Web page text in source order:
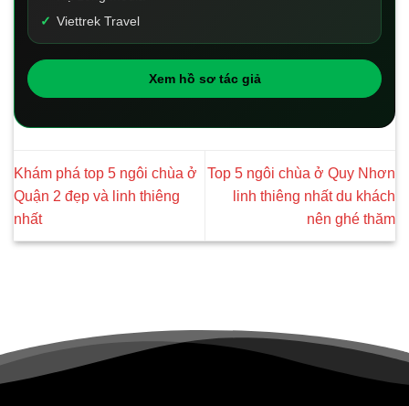
Viettrek Travel
Xem hồ sơ tác giả
Khám phá top 5 ngôi chùa ở
Quận 2 đẹp và linh thiêng
nhất
Top 5 ngôi chùa ở Quy Nhơn
linh thiêng nhất du khách
nên ghé thăm